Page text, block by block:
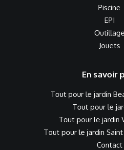
Piscine
EPI
Outillage
Jouets
En savoir
Tout pour le jardin
Tout pour le
Tout pour le jardin
Tout pour le jardin Saint
Contact